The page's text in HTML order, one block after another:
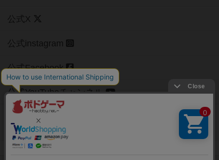
公式X
公式instagram
公式Facebook
公式YouTubeチャンネル